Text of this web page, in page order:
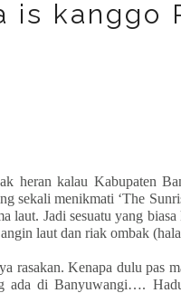
is kanggo
heran kalau Kabupaten
sekali menikmati ‘The
laut. Jadi sesuatu yang
angin laut dan riak ombak
rasakan. Kenapa dulu pas
ada di Banyuwangi….